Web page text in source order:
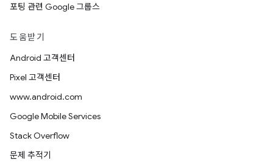
포팅 관련 Google 그룹스
도움받기
Android 고객센터
Pixel 고객센터
www.android.com
Google Mobile Services
Stack Overflow
문제 추적기